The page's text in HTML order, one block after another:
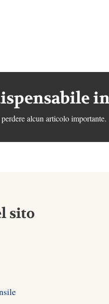
alcun articolo importante.
sito